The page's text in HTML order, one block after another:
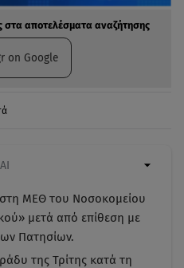
στα αποτελέσματα αναζήτησης
on Google
στη ΜΕΘ του Νοσοκομείου
μετά από επίθεση με
Πατησίων.
της Τρίτης κατά τη